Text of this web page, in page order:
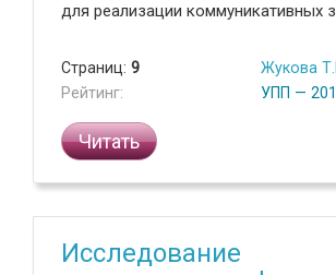
для реализации коммуникативных
Страниц: 9
Рейтинг:
Жукова
УПП —
Читать
Исследование